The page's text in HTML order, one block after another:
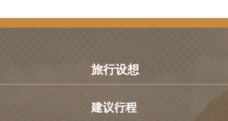
旅行设想
建议行程